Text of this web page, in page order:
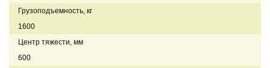
Грузоподъемность, кг
1600
Центр тяжести, мм
600